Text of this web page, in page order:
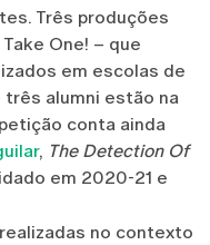
Três produções
One! – que
em escolas de
alumni estão na
conta ainda
, The Detection Of
em 2020-21 e
no contexto